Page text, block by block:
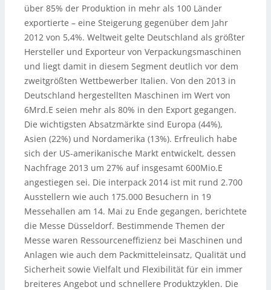
über 85% der Produktion in mehr als 100 Länder
exportierte – eine Steigerung gegenüber dem Jahr
2012 von 5,4%. Weltweit gelte Deutschland als größter
Hersteller und Exporteur von Verpackungsmaschinen
und liegt damit in diesem Segment deutlich vor dem
zweitgrößten Wettbewerber Italien. Von den 2013 in
Deutschland hergestellten Maschinen im Wert von
6Mrd.E seien mehr als 80% in den Export gegangen.
Die wichtigsten Absatzmärkte sind Europa (44%),
Asien (22%) und Nordamerika (13%). Erfreulich habe
sich der US-amerikanische Markt entwickelt, dessen
Nachfrage 2013 um 27% auf insgesamt 600Mio.E
angestiegen sei. Die interpack 2014 ist mit rund 2.700
Ausstellern wie auch 175.000 Besuchern in 19
Messehallen am 14. Mai zu Ende gegangen, berichtete
die Messe Düsseldorf. Bestimmende Themen der
Messe waren Ressourceneffizienz bei Maschinen und
Anlagen wie auch dem Packmitteleinsatz, Qualität und
Sicherheit sowie Vielfalt und Flexibilität für ein immer
breiteres Angebot und schnellere Produktzyklen. Die